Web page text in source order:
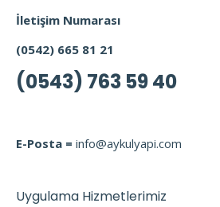
İletişim Numarası
(0542) 665 81 21
(0543) 763 59 40
E-Posta = info@aykulyapi.com
Uygulama Hizmetlerimiz